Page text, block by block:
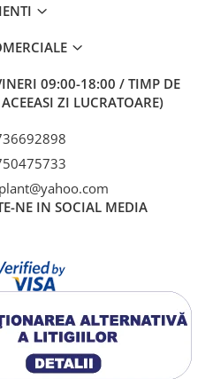
09:00-18:00 / TIMP DE
ZI LUCRATOARE)
NE IN SOCIAL MEDIA